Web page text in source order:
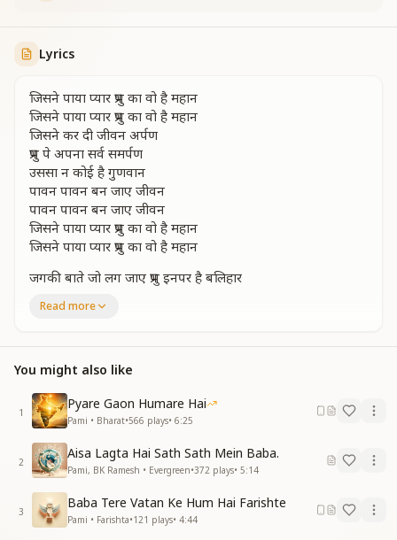
Lyrics
जिसने पाया प्यार प्रभु का वो है महान
जिसने पाया प्यार प्रभु का वो है महान
जिसने कर दी जीवन अर्पण
प्रभु पे अपना सर्व समर्पण
उससा न कोई है गुणवान
पावन पावन बन जाए जीवन
पावन पावन बन जाए जीवन
जिसने पाया प्यार प्रभु का वो है महान
जिसने पाया प्यार प्रभु का वो है महान
जगकी बाते जो लग जाए प्रभु इनपर है बलिहार
पाए प्रभु से दिव्य उपहार
आस संकल्प होता सफल है
पाए प्रभु से दिव्य उपहार
जगकी बाते जो लग जाए प्रभु इनपर है बलिहार
आस संकल्प होता सफल है
पाए प्रभु से दिव्य उपहार
सबसे बड़ा है वो धनवान
पावन पावन बन जाए जीवन
पावन पावन बन जाए जीवन
जिसने पाया प्यार प्रभु का वो है महान
जिसने पाया प्यार प्रभु का वो है महान
Read more
You might also like
1
Pyare Gaon Humare Hai
Pami • Bharat•566 plays• 6:25
2
Aisa Lagta Hai Sath Sath Mein Baba.
Pami, BK Ramesh • Evergreen•372 plays• 5:14
3
Baba Tere Vatan Ke Hum Hai Farishte
Pami • Farishta•121 plays• 4:44